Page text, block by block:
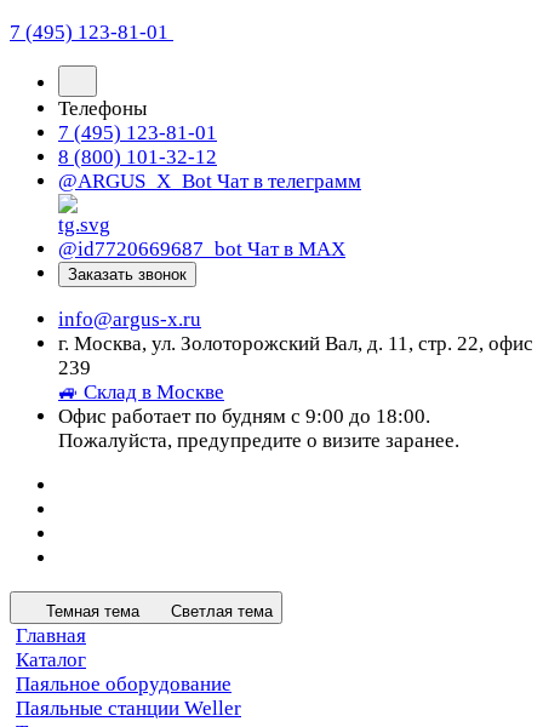
7 (495) 123-81-01
Телефоны
7 (495) 123-81-01
8 (800) 101-32-12
@ARGUS_X_Bot Чат в телеграмм
@id7720669687_bot Чат в МАХ
Заказать звонок
info@argus-x.ru
г. Москва, ул. Золоторожский Вал, д. 11, стр. 22, офис
239
🚙 Склад в Москве
Офис работает по будням с 9:00 до 18:00.
Пожалуйста, предупредите о визите заранее.
Темная тема Светлая тема
Главная
Каталог
Паяльное оборудование
Паяльные станции Weller